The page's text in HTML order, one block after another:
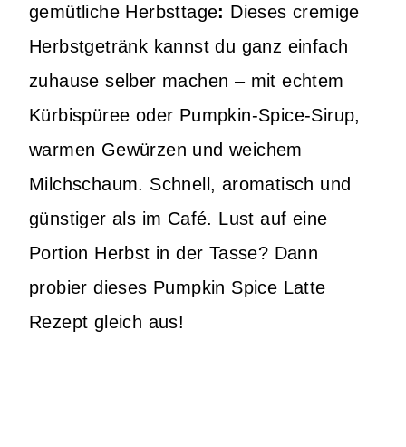
gemütliche Herbsttage: Dieses cremige
Herbstgetränk kannst du ganz einfach
zuhause selber machen – mit echtem
Kürbispüree oder Pumpkin-Spice-Sirup,
warmen Gewürzen und weichem
Milchschaum. Schnell, aromatisch und
günstiger als im Café. Lust auf eine
Portion Herbst in der Tasse? Dann
probier dieses Pumpkin Spice Latte
Rezept gleich aus!